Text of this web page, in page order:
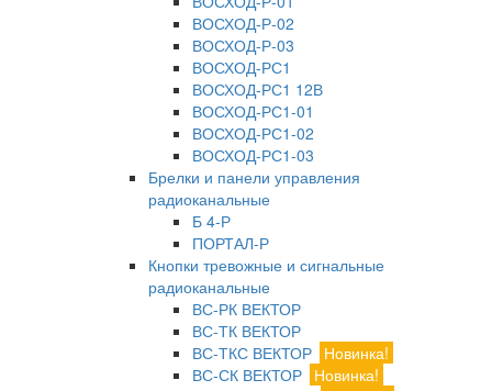
ВОСХОД-Р-02
ВОСХОД-Р-03
ВОСХОД-РС1
ВОСХОД-РС1 12В
ВОСХОД-РС1-01
ВОСХОД-РС1-02
ВОСХОД-РС1-03
Брелки и панели управления
радиоканальные
Б 4-Р
ПОРТАЛ-Р
Кнопки тревожные и сигнальные
радиоканальные
ВС-РК ВЕКТОР
ВС-ТК ВЕКТОР
ВС-ТКС ВЕКТОР Новинка!
ВС-СК ВЕКТОР Новинка!